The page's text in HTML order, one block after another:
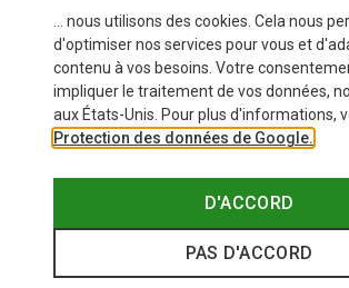
... nous utilisons des cookies. Cela nous
d'optimiser nos services pour vous et
contenu à vos besoins. Votre
impliquer le traitement de vos données,
aux États-Unis. Pour plus d'informations,
Protection des données de Google.
D'ACCORD
PAS D'ACCORD